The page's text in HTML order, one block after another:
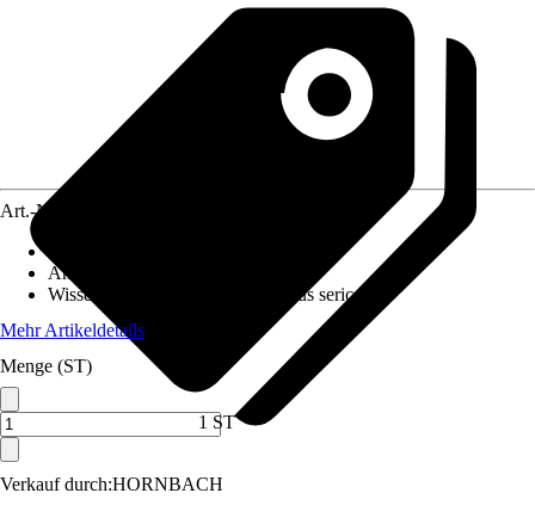
Verkauf durch:HORNBACH
Art.-Nr.
Anwendungsbereich
Wissenschaftlicher Name
Rhodeus sericeus
Mehr Artikeldetails
Menge (ST)
1 ST